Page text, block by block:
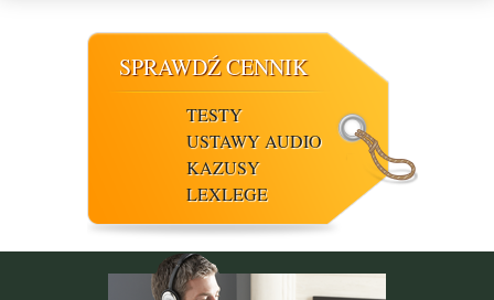
SPRAWDŹ CENNIK
TESTY
USTAWY AUDIO
KAZUSY
LEXLEGE